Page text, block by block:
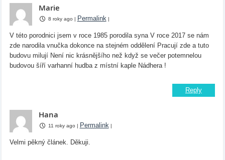
Marie
8 roky ago | Permalink|
V této porodnici jsem v roce 1985 porodila syna V roce 2017 se nám
zde narodila vnučka dokonce na stejném oddělení Pracují zde a tuto
budovu milují Není nic krásnějšího než když se večer potemnelou
budovou šíří varhanní hudba z místní kaple Nádhera !
Reply
Hana
11 roky ago | Permalink|
Velmi pěkný článek. Děkuji.